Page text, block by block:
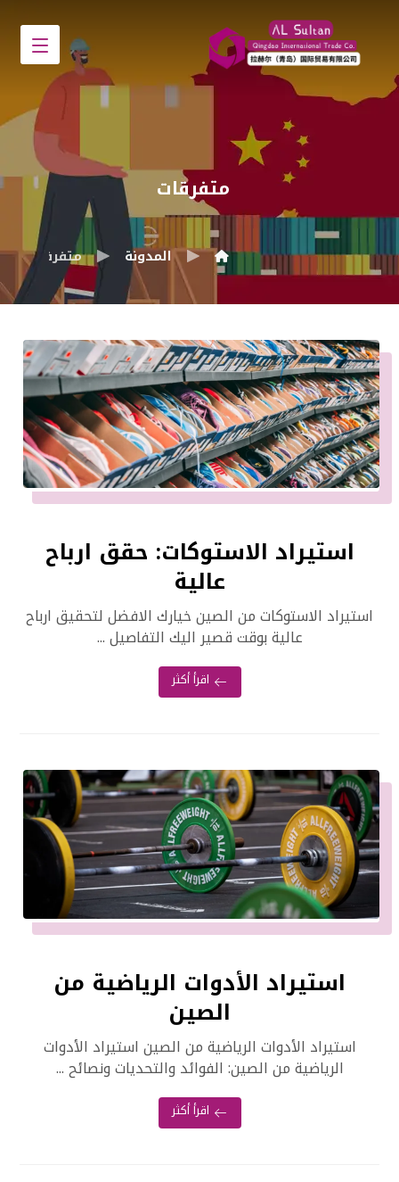
متفرقات
المدونة متفرقات
استيراد الاستوكات: حقق ارباح
عالية
استيراد الاستوكات من الصين خيارك الافضل لتحقيق ارباح
عالية بوقت قصير اليك التفاصيل ...
اقرأ أكثر
استيراد الأدوات الرياضية من
الصين
استيراد الأدوات الرياضية من الصين استيراد الأدوات
الرياضية من الصين: الفوائد والتحديات ونصائح ...
اقرأ أكثر